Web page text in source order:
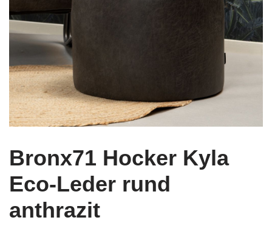
Bronx71 Hocker Kyla
Eco-Leder rund
anthrazit